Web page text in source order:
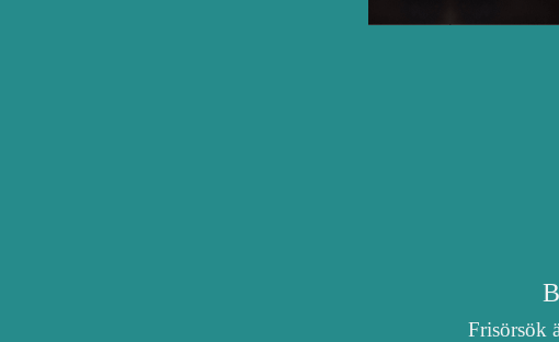
Frisörsök